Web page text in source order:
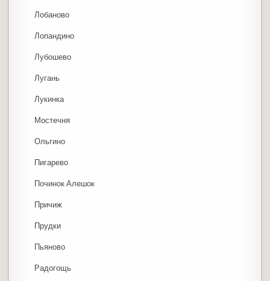
Лобаново
Лопандино
Лубошево
Лугань
Лукинка
Мостечня
Ольгино
Пигарево
Починок Алешок
Причиж
Прудки
Пьяново
Радогощь